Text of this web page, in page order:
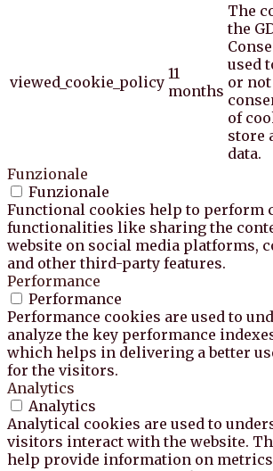
viewed_cookie_policy 11
months
The
the
used
or
of
store
data.
Funzionale
Funzionale
Functional cookies help to perform
functionalities like sharing the
website on social media platforms,
and other third-party features.
Performance
Performance
Performance cookies are used to
analyze the key performance
which helps in delivering a better
for the visitors.
Analytics
Analytics
Analytical cookies are used to
visitors interact with the website.
help provide information on